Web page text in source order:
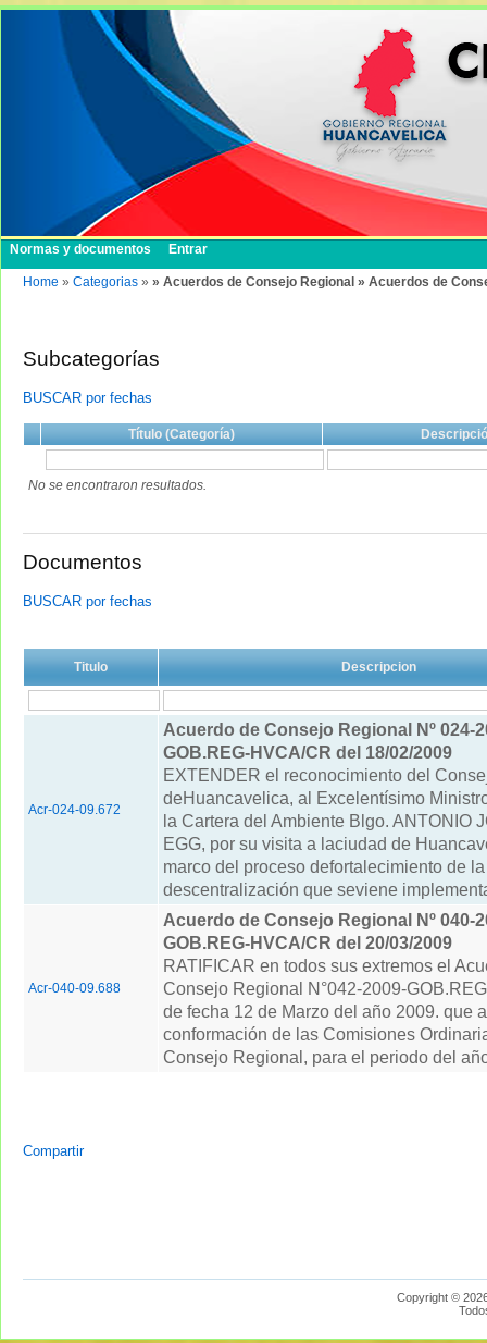
Normas y documentos Entrar
Home » Categorias » » Acuerdos de Consejo Regional » Acuerdos de
Subcategorías
BUSCAR por fechas
Título (Categoría)
No se encontraron resultados.
Documentos
BUSCAR por fechas
Titulo Descripcion
Acr-024-09.672
Acuerdo de Consejo Regional Nº 024-
GOB.REG-HVCA/CR del 18/02/2009
EXTENDER el reconocimiento del
deHuancavelica, al Excelentísimo
la Cartera del Ambiente Blgo. ANTONIO
EGG, por su visita a laciudad de
marco del proceso defortalecimiento de
descentralización que seviene
Acr-040-09.688
Acuerdo de Consejo Regional Nº 040-
GOB.REG-HVCA/CR del 20/03/2009
RATIFICAR en todos sus extremos el
Consejo Regional N°042-2009-
de fecha 12 de Marzo del año 2009. que
conformación de las Comisiones
Consejo Regional, para el periodo del
Compartir
Copyright ©